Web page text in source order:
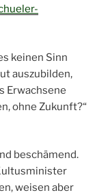
keinen Sinn
auszubilden,
Erwachsene
ohne Zukunft?“
beschämend.
weisen aber